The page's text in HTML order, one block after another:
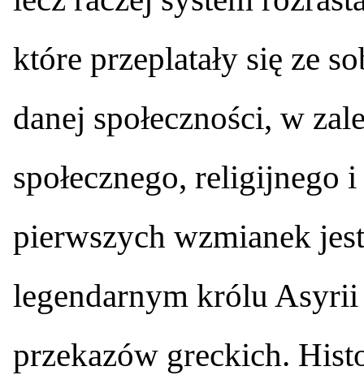
które przeplatały się ze
danej społeczności, w
społecznego, religijnego
pierwszych wzmianek
legendarnym królu
przekazów greckich.